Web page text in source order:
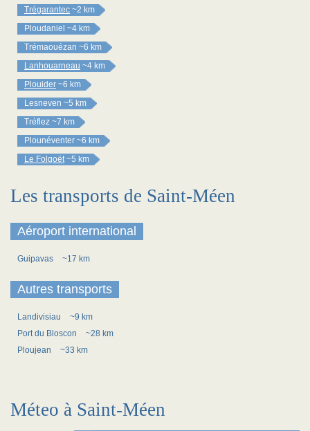
Trégarantec ~2 km
Ploudaniel ~4 km
Trémaouézan ~6 km
Lanhouarneau ~4 km
Plouider ~6 km
Lesneven ~5 km
Tréflez ~7 km
Plounéventer ~6 km
Le Folgoët ~5 km
Les transports de Saint-Méen
Aéroport international
Guipavas ~17 km
Autres transports
Landivisiau
~9 km
Port du Bloscon
~28 km
Ploujean
~33 km
Méteo à Saint-Méen